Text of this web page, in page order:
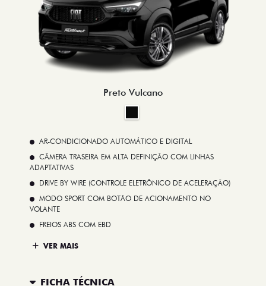
Preto Vulcano
AR-CONDICIONADO AUTOMÁTICO E DIGITAL
CÂMERA TRASEIRA EM ALTA DEFINIÇÃO COM LINHAS
ADAPTATIVAS
DRIVE BY WIRE (CONTROLE ELETRÔNICO DE ACELERAÇÃO)
MODO SPORT COM BOTÃO DE ACIONAMENTO NO
VOLANTE
FREIOS ABS COM EBD
VER MAIS
FICHA TÉCNICA